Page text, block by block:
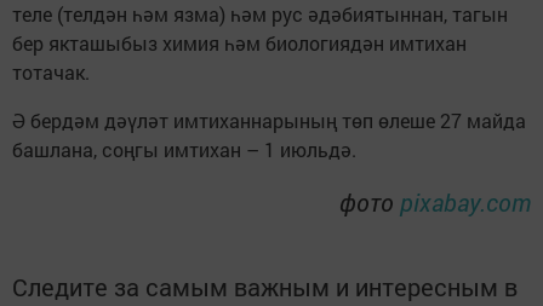
теле (телдән һәм язма) һәм рус әдәбиятыннан, тагын
бер якташыбыз химия һәм биологиядән имтихан
тотачак.
Ә бердәм дәүләт имтиханнарының төп өлеше 27 майда
башлана, соңгы имтихан – 1 июльдә.
фото pixabay.com
Следите за самым важным и интересным в